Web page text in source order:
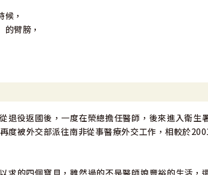
，
臂膀，
退役返國後，一度在榮總擔任醫師，後來進入衛生
度被外交部派往南非從事醫療外交工作，相較於